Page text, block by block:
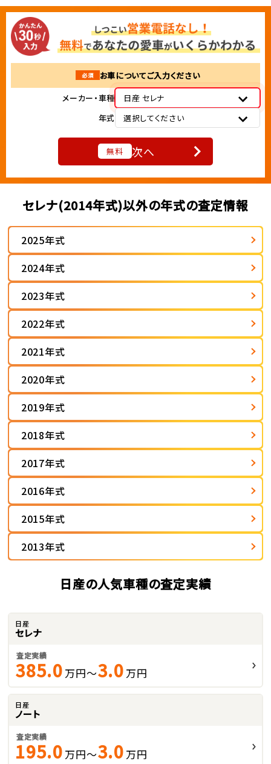
必須
お車についてご入力ください
メーカー・車種
日産 セレナ
年式
選択してください
無料 次へ
セレナ(2014年式)以外の年式の査定情報
2025年式
2024年式
2023年式
2022年式
2021年式
2020年式
2019年式
2018年式
2017年式
2016年式
2015年式
2013年式
日産の人気車種の査定実績
日産
セレナ
査定実績
385.0 万円～3.0 万円
日産
ノート
査定実績
195.0 万円～3.0 万円